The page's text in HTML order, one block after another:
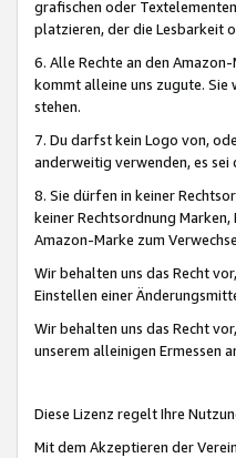
grafischen oder
platzieren, der die Lesbarkeit
6. Alle Rechte an den
kommt alleine uns zugute. Sie
stehen.
7. Du darfst kein Logo von,
anderweitig verwenden, es
8. Sie dürfen in keiner
keiner Rechtsordnung
Amazon-Marke zum
Wir behalten uns das Recht
Einstellen einer
Wir behalten uns das Recht
unserem alleinigen Ermessen
Diese Lizenz regelt Ihre
Mit dem Akzeptieren der